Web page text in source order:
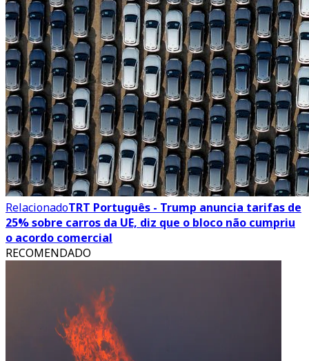
RelacionadoTRT Português - Trump anuncia tarifas de
25% sobre carros da UE, diz que o bloco não cumpriu
o acordo comercial
RECOMENDADO